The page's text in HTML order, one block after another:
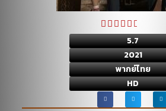
5.7
2021
พากย์ไทย
HD